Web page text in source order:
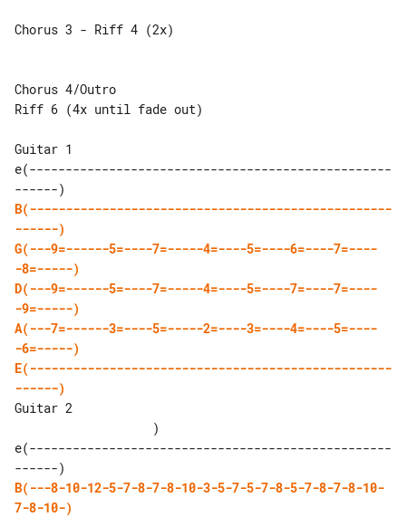
Chorus 3 - Riff 4 (2x)
Chorus 4/Outro
Riff 6 (4x until fade out)
Guitar 1
e(--------------------------------------------------
B(--------------------------------------------------
------)
G(---9=------5=----7=-----4=----5=----6=----7=----
-8=-----)
D(---9=------5=----7=-----4=----5=----7=----7=----
-9=-----)
A(---7=------3=----5=-----2=----3=----4=----5=----
-6=-----)
E(--------------------------------------------------
------)
Guitar 2
e(--------------------------------------------------
B(---8-10-12-5-7-8-7-8-10-3-5-7-5-7-8-5-7-8-7-8-10-
7-8-10-)